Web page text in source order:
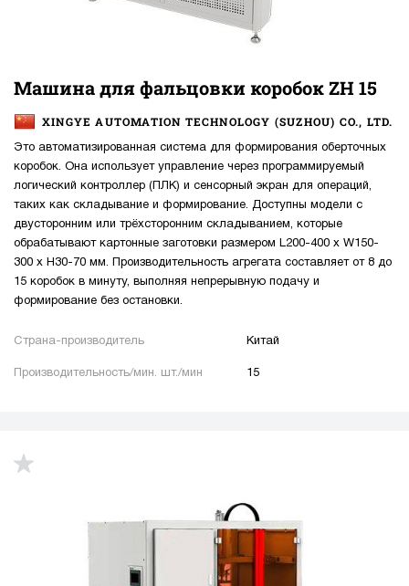
Машина для фальцовки коробок ZH 15
XINGYE AUTOMATION TECHNOLOGY (SUZHOU) CO., LTD.
Это автоматизированная система для формирования оберточных
коробок. Она использует управление через программируемый
логический контроллер (ПЛК) и сенсорный экран для операций,
таких как складывание и формирование. Доступны модели с
двусторонним или трёхсторонним складыванием, которые
обрабатывают картонные заготовки размером L200-400 x W150-
300 x H30-70 мм. Производительность агрегата составляет от 8 до
15 коробок в минуту, выполняя непрерывную подачу и
формирование без остановки.
Страна-производитель Китай
Производительность/мин. шт./мин 15